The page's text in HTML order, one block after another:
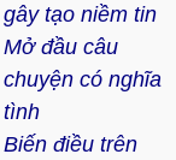
gây tạo niềm tin
Mở đầu câu
chuyện có nghĩa
tình
Biến điều trên